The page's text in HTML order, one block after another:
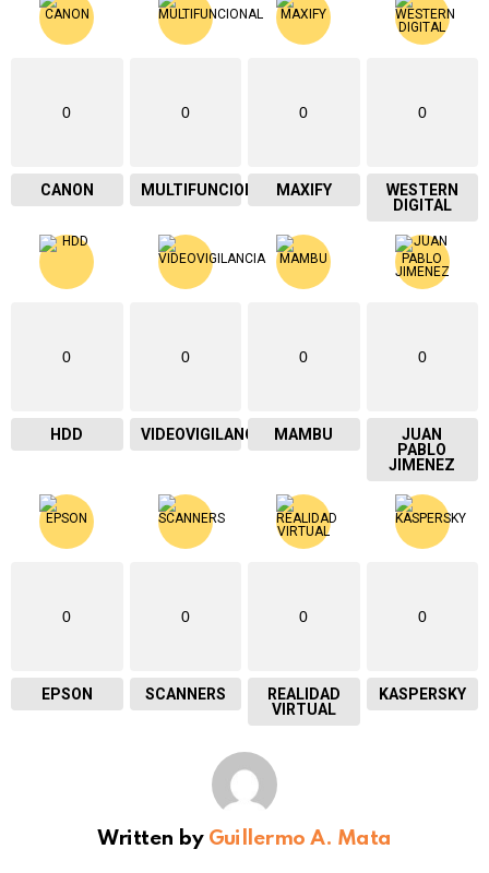
0
CANON
0
MULTIFUNCIONAL
0
MAXIFY
0
WESTERN
DIGITAL
0
HDD
0
VIDEOVIGILANCIA
0
MAMBU
0
JUAN
PABLO
JIMENEZ
0
EPSON
0
SCANNERS
0
REALIDAD
VIRTUAL
0
KASPERSKY
Written by Guillermo A. Mata